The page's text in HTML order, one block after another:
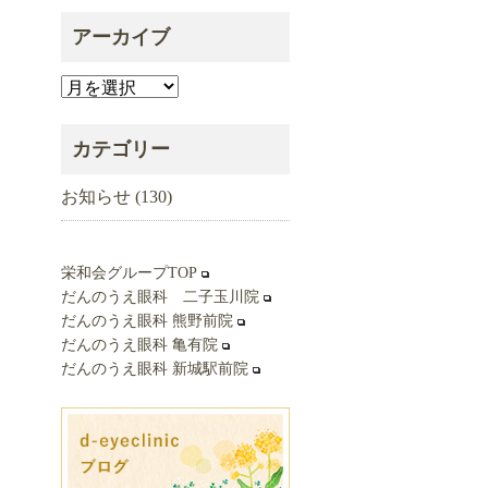
アーカイブ
ア
カ
ブ
カテゴリー
お知らせ (130)
栄和会グループTOP
だんのうえ眼科 二子玉川院
だんのうえ眼科 熊野前院
だんのうえ眼科 亀有院
だんのうえ眼科 新城駅前院